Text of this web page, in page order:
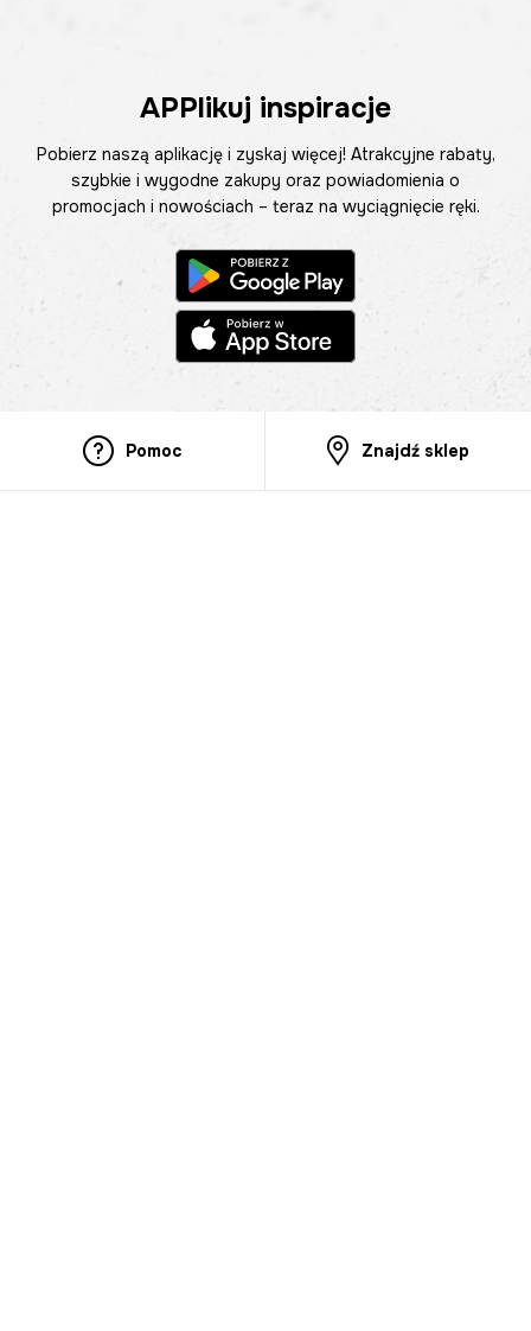
APPlikuj inspiracje
Pobierz naszą aplikację i zyskaj więcej! Atrakcyjne rabaty,
szybkie i wygodne zakupy oraz powiadomienia o
promocjach i nowościach – teraz na wyciągnięcie ręki.
Pomoc Znajdź sklep